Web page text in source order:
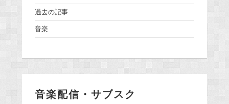
過去の記事
音楽
音楽配信・サブスク